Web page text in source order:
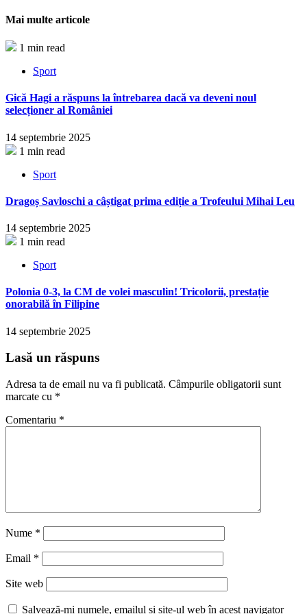
Mai multe articole
1 min read
Sport
Gică Hagi a răspuns la întrebarea dacă va deveni noul
selecționer al României
14 septembrie 2025
1 min read
Sport
Dragoș Savloschi a câștigat prima ediție a Trofeului Mihai Leu
14 septembrie 2025
1 min read
Sport
Polonia 0-3, la CM de volei masculin! Tricolorii, prestație
onorabilă în Filipine
14 septembrie 2025
Lasă un răspuns
Adresa ta de email nu va fi publicată. Câmpurile obligatorii sunt
marcate cu *
Comentariu *
Nume *
Email *
Site web
Salvează-mi numele, emailul și site-ul web în acest navigator